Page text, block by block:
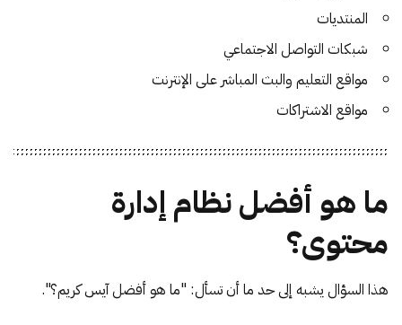
المنتديات
شبكات التواصل الاجتماعي
مواقع التعليم والبث المباشر على الإنترنت
مواقع الاشتراكات
ما هو أفضل نظام إدارة
محتوى؟
هذا السؤال يشبه إلى حد ما أن تسأل: "ما هو أفضل آيس كريم؟".